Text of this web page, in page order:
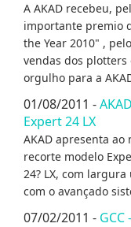
A AKAD recebeu,
importante premio
the Year 2010" ,
vendas dos plotters
orgulho para a
01/08/2011 -
Expert 24 LX
AKAD apresenta
recorte modelo
24? LX, com
com o avançado
07/02/2011 -